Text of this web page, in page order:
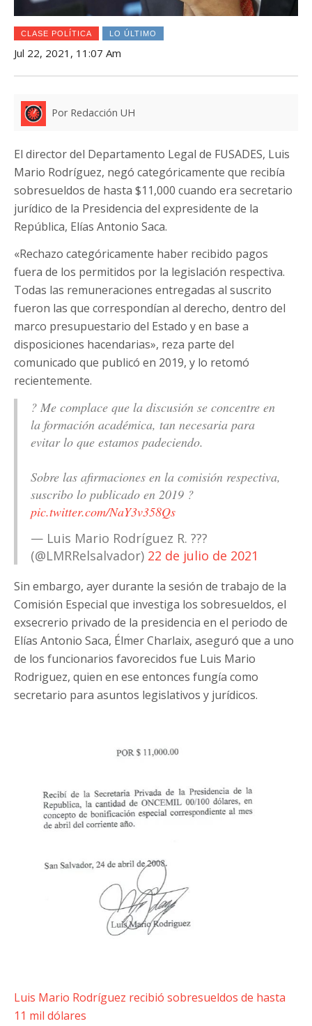
CLASE POLÍTICA LO ÚLTIMO
Jul 22, 2021, 11:07 Am
Por Redacción UH
El director del Departamento Legal de FUSADES, Luis
Mario Rodríguez, negó categóricamente que recibía
sobresueldos de hasta $11,000 cuando era secretario
jurídico de la Presidencia del expresidente de la
República, Elías Antonio Saca.
«Rechazo categóricamente haber recibido pagos
fuera de los permitidos por la legislación respectiva.
Todas las remuneraciones entregadas al suscrito
fueron las que correspondían al derecho, dentro del
marco presupuestario del Estado y en base a
disposiciones hacendarias», reza parte del
comunicado que publicó en 2019, y lo retomó
recientemente.
? Me complace que la discusión se concentre en
la formación académica, tan necesaria para
evitar lo que estamos padeciendo.
Sobre las afirmaciones en la comisión respectiva,
suscribo lo publicado en 2019 ?
pic.twitter.com/NaY3v358Qs
— Luis Mario Rodríguez R. ???
(@LMRRelsalvador) 22 de julio de 2021
Sin embargo, ayer durante la sesión de trabajo de la
Comisión Especial que investiga los sobresueldos, el
exsecrerio privado de la presidencia en el periodo de
Elías Antonio Saca, Élmer Charlaix, aseguró que a uno
de los funcionarios favorecidos fue Luis Mario
Rodriguez, quien en ese entonces fungía como
secretario para asuntos legislativos y jurídicos.
Luis Mario Rodríguez recibió sobresueldos de hasta
11 mil dólares